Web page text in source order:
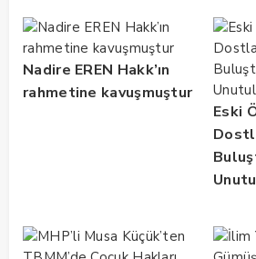
Nadire EREN Hakk’ın
rahmetine kavuşmuştur
Eski